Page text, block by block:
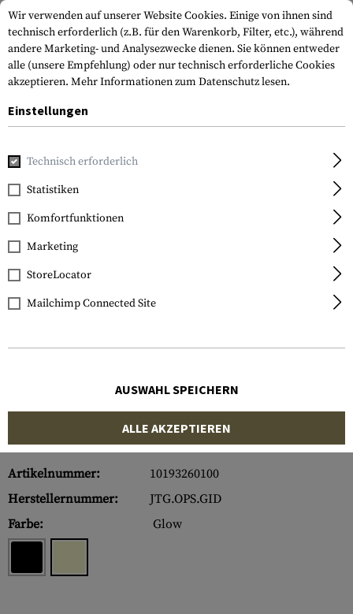
Home Tactical Gear Gummi-
JTG
Black OPS Rubber
Patch
Artikelnummer:
10193260100
Herstellernummer:
JTG.OPS.GID
Farbe:
Glow
Wir verwenden auf unserer Website Cookies. Einige von ihnen sind
technisch erforderlich (z.B. für den Warenkorb, Filter, etc.), während
andere Marketing- und Analysezwecke dienen. Sie können entweder
alle (unsere Empfehlung) oder nur technisch erforderliche Cookies
akzeptieren. Mehr Informationen zum Datenschutz lesen.
Einstellungen
Technisch erforderlich
Statistiken
Komfortfunktionen
Marketing
StoreLocator
Mailchimp Connected Site
AUSWAHL SPEICHERN
ALLE AKZEPTIEREN